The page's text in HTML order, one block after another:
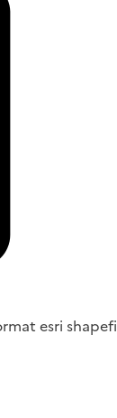
esri